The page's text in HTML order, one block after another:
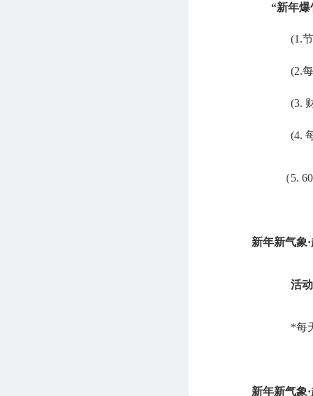
“新年爆
(1.
(2.
(3.
(4.
（5. 60
新年新气象·
活
*每
新年新气象·